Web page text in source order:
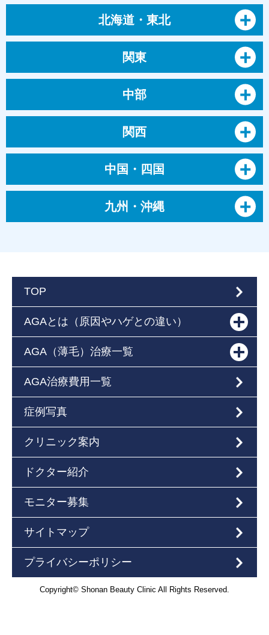
北海道・東北
関東
中部
関西
中国・四国
九州・沖縄
TOP
AGAとは（原因やハゲとの違い）
AGA（薄毛）治療一覧
AGA治療費用一覧
症例写真
クリニック案内
ドクター紹介
モニター募集
サイトマップ
プライバシーポリシー
Copyright© Shonan Beauty Clinic All Rights Reserved.